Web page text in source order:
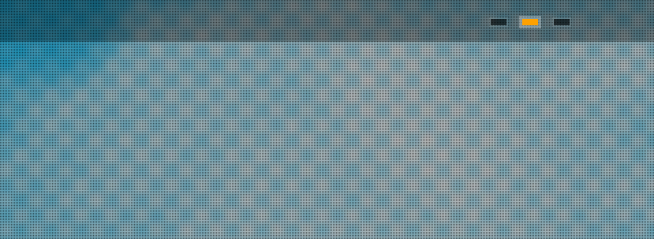
WE ARENPO